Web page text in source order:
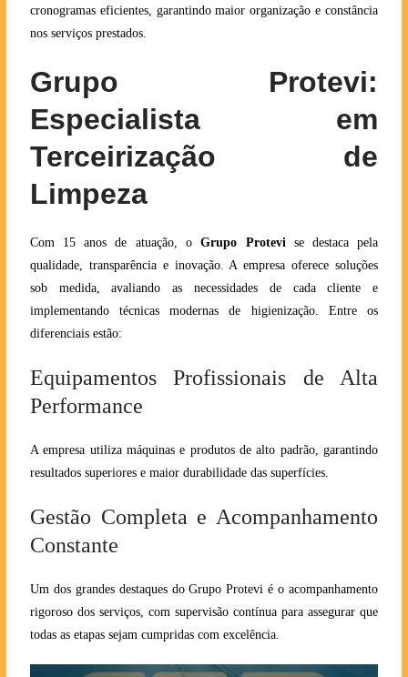
cronogramas eficientes, garantindo maior organização e constância
nos serviços prestados.
Grupo Protevi:
Especialista em
Terceirização de
Limpeza
Com 15 anos de atuação, oGrupo Protevise destaca pela
qualidade, transparência e inovação. A empresa oferece soluções
sob medida, avaliando as necessidades de cada cliente e
implementando técnicas modernas de higienização. Entre os
diferenciais estão:
Equipamentos Profissionais de Alta
Performance
A empresa utiliza máquinas e produtos de alto padrão, garantindo
resultados superiores e maior durabilidade das superfícies.
Gestão Completa e Acompanhamento
Constante
Um dos grandes destaques do Grupo Protevi é o acompanhamento
rigoroso dos serviços, com supervisão contínua para assegurar que
todas as etapas sejam cumpridas com excelência.